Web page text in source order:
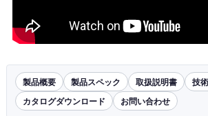
製品概要 製品スペック 取扱説明書
技
カタログダウンロード
お問い合わせ